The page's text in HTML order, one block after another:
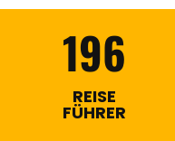
196
REISE
FÜHRER